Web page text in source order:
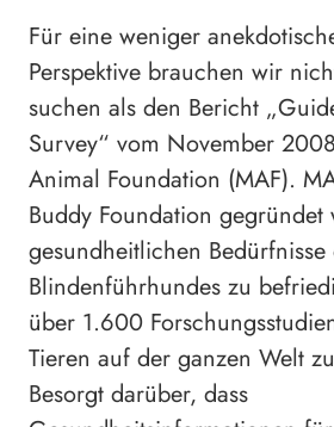
Für eine weniger
Perspektive brauchen wir
suchen als den Bericht
Survey“ vom November
Animal Foundation (MAF).
Buddy Foundation
gesundheitlichen Bedürfnisse
Blindenführhundes zu
über 1.600
Tieren auf der ganzen Welt
Besorgt darüber, dass